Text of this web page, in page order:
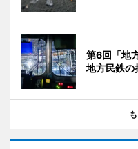
第6回「地
地方民鉄の